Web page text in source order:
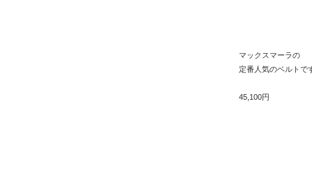
マックスマーラの
定番人気のベルトで
45,100円